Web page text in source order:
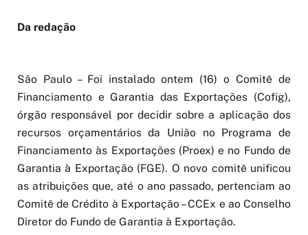
Da redação
São Paulo – Foi instalado ontem (16) o Comitê de
Financiamento e Garantia das Exportações (Cofig),
órgão responsável por decidir sobre a aplicação dos
recursos orçamentários da União no Programa de
Financiamento às Exportações (Proex) e no Fundo de
Garantia à Exportação (FGE). O novo comitê unificou
as atribuições que, até o ano passado, pertenciam ao
Comitê de Crédito à Exportação – CCEx e ao Conselho
Diretor do Fundo de Garantia à Exportação.